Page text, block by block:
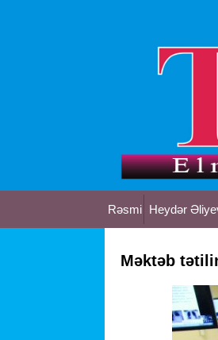
Rəsmi Heydər
Məktəb